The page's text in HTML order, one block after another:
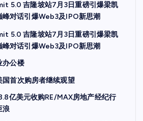
5.0 吉隆坡站7月3日重磅引爆梁凯
对话引爆Web3及IPO新思潮
5.0 吉隆坡站7月3日重磅引爆梁凯
对话引爆Web3及IPO新思潮
办公楼
国首次购房者继续观望
亿美元收购RE/MAX房地产经纪行
浪